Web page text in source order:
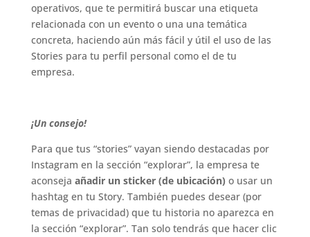
operativos, que te permitirá buscar una etiqueta
relacionada con un evento o una una temática
concreta, haciendo aún más fácil y útil el uso de las
Stories para tu perfil personal como el de tu
empresa.
¡Un consejo!
Para que tus “stories” vayan siendo destacadas por
Instagram en la sección “explorar”, la empresa te
aconseja añadir un sticker (de ubicación) o usar un
hashtag en tu Story. También puedes desear (por
temas de privacidad) que tu historia no aparezca en
la sección “explorar”. Tan solo tendrás que hacer clic